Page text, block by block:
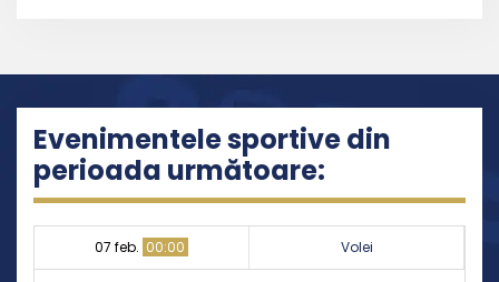
Evenimentele sportive din
perioada următoare:
07 feb. 00:00 Volei